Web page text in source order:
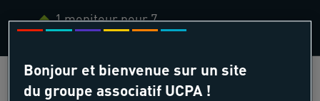
1 moniteur pour 7
Bonjour et bienvenue sur un site
du groupe associatif UCPA !